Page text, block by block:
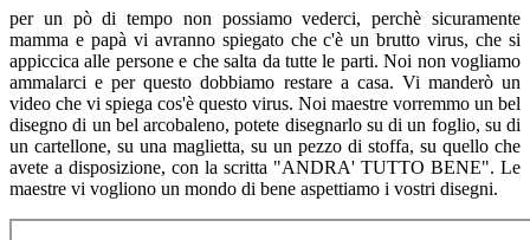
per un pò di tempo non possiamo vederci, perchè sicuramente
mamma e papà vi avranno spiegato che c'è un brutto virus, che si
appiccica alle persone e che salta da tutte le parti. Noi non vogliamo
ammalarci e per questo dobbiamo restare a casa. Vi manderò un
video che vi spiega cos'è questo virus. Noi maestre vorremmo un bel
disegno di un bel arcobaleno, potete disegnarlo su di un foglio, su di
un cartellone, su una maglietta, su un pezzo di stoffa, su quello che
avete a disposizione, con la scritta "ANDRA' TUTTO BENE". Le
maestre vi vogliono un mondo di bene aspettiamo i vostri disegni.